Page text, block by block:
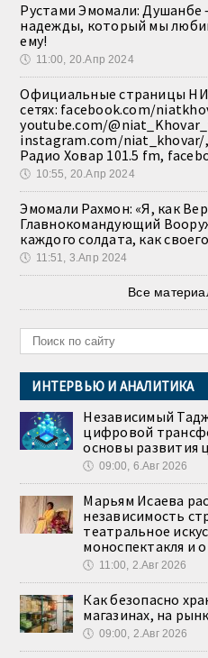
Рустами Эмомали: Душанбе
надежды, который мы
ему!
🕔 11:00, 20.Апр 2024
Официальные страницы
сетях: facebook.com/
youtube.com/
instagram.com/
Радио Ховар 101.5 fm,
🕔 10:55, 20.Апр 2024
Эмомали Рахмон: «Я, как
Главнокомандующий
каждого солдата, как
🕔 11:51, 3.Апр 2024
Все
ИНТЕРВЬЮ И АНАЛИТИКА
Независимый
цифровой
основы развития
🕔 09:00, 6.Авг 2026
Марьям Исаева
независимость
театральное
моноспектакля и
🕔 11:00, 2.Авг 2026
Как безопасно
магазинах, на
🕔 09:00, 2.Авг 2026